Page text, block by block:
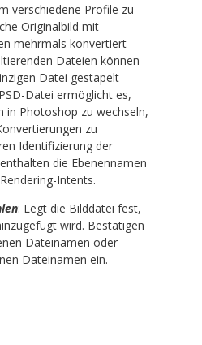
verschiedene Profile zu
Originalbild mit
mehrmals konvertiert
Dateien können
Datei gestapelt
Datei ermöglicht es,
in Photoshop zu wechseln,
zu
Identifizierung der
die Ebenennamen
Intents.
: Legt die Bilddatei fest,
wird. Bestätigen
Dateinamen oder
Dateinamen ein.